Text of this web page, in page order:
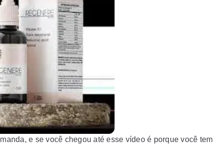
e se você chegou até esse vídeo é porque você tem